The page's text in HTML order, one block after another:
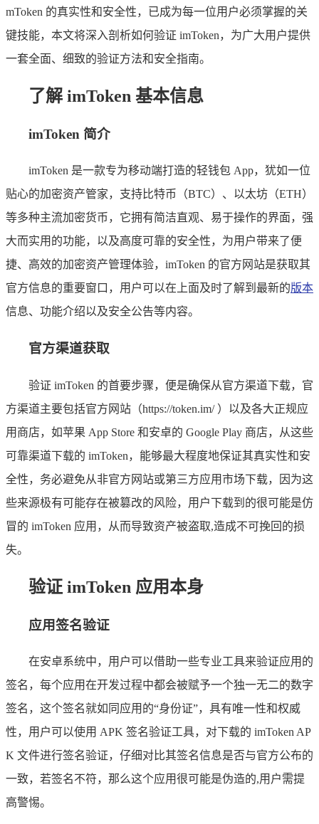
mToken 的真实性和安全性，已成为每一位用户必须掌握的关
键技能，本文将深入剖析如何验证 imToken，为广大用户提供
一套全面、细致的验证方法和安全指南。
了解 imToken 基本信息
imToken 简介
imToken 是一款专为移动端打造的轻钱包 App，犹如一位
贴心的加密资产管家，支持比特币（BTC）、以太坊（ETH）
等多种主流加密货币，它拥有简洁直观、易于操作的界面，强
大而实用的功能，以及高度可靠的安全性，为用户带来了便
捷、高效的加密资产管理体验，imToken 的官方网站是获取其
官方信息的重要窗口，用户可以在上面及时了解到最新的版本
信息、功能介绍以及安全公告等内容。
官方渠道获取
验证 imToken 的首要步骤，便是确保从官方渠道下载，官
方渠道主要包括官方网站（https://token.im/ ）以及各大正规应
用商店，如苹果 App Store 和安卓的 Google Play 商店，从这些
可靠渠道下载的 imToken，能够最大程度地保证其真实性和安
全性，务必避免从非官方网站或第三方应用市场下载，因为这
些来源极有可能存在被篡改的风险，用户下载到的很可能是仿
冒的 imToken 应用，从而导致资产被盗取,造成不可挽回的损
失。
验证 imToken 应用本身
应用签名验证
在安卓系统中，用户可以借助一些专业工具来验证应用的
签名，每个应用在开发过程中都会被赋予一个独一无二的数字
签名，这个签名就如同应用的“身份证”，具有唯一性和权威
性，用户可以使用 APK 签名验证工具，对下载的 imToken AP
K 文件进行签名验证，仔细对比其签名信息是否与官方公布的
一致，若签名不符，那么这个应用很可能是伪造的,用户需提
高警惕。